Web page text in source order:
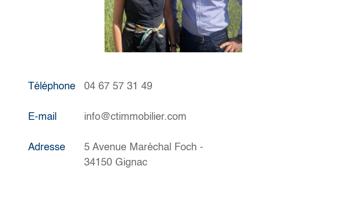
Téléphone 04 67 57 31 49
E-mail info@ctimmobilier.com
Adresse
5 Avenue Maréchal Foch -
34150 Gignac